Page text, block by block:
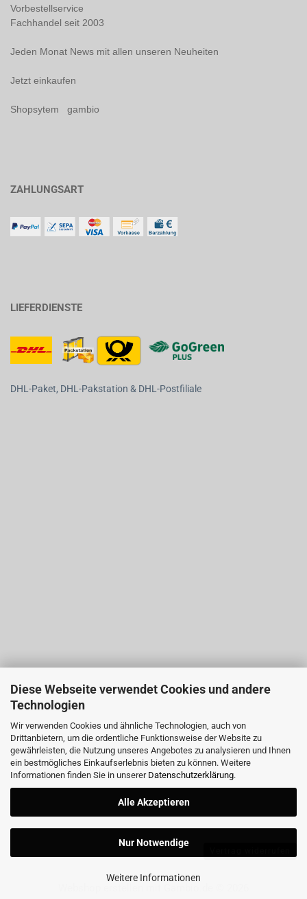
Diese Webseite verwendet Cookies und andere
Technologien
Wir verwenden Cookies und ähnliche Technologien, auch von
Drittanbietern, um die ordentliche Funktionsweise der Website zu
gewährleisten, die Nutzung unseres Angebotes zu analysieren und Ihnen
ein bestmögliches Einkaufserlebnis bieten zu können. Weitere
Informationen finden Sie in unserer Datenschutzerklärung.
Alle Akzeptieren
Nur Notwendige
Weitere Informationen
Vorbestellservice
Fachhandel seit 2003
Jeden Monat News mit allen unseren Neuheiten
Jetzt einkaufen
Shopsytem gambio
ZAHLUNGSART
LIEFERDIENSTE
DHL-Paket, DHL-Pakstation & DHL-Postfiliale